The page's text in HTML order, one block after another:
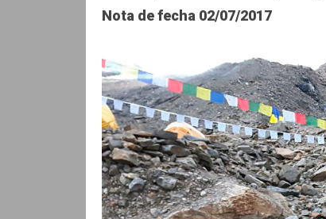
Nota de fecha 02/07/2017